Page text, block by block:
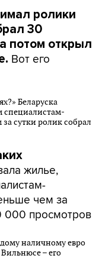
ролики
30
потом открыл
Вот его
жилье,
чем за
000 просмотров